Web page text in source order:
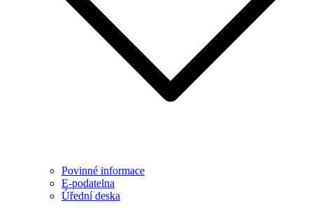
Povinné informace
E-podatelna
Úřední deska